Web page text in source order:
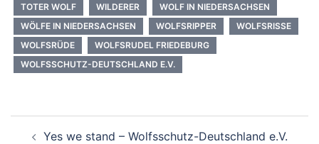
TOTER WOLF
WILDERER
WOLF IN NIEDERSACHSEN
WÖLFE IN NIEDERSACHSEN
WOLFSRIPPER
WOLFSRISSE
WOLFSRÜDE
WOLFSRUDEL FRIEDEBURG
WOLFSSCHUTZ-DEUTSCHLAND E.V.
Yes we stand – Wolfsschutz-Deutschland e.V.